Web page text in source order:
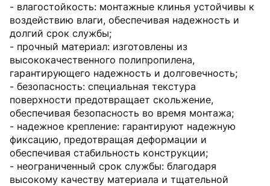
- влагостойкость: монтажные клинья устойчивы к
воздействию влаги, обеспечивая надежность и
долгий срок службы;
- прочный материал: изготовлены из
высококачественного полипропилена,
гарантирующего надежность и долговечность;
- безопасность: специальная текстура
поверхности предотвращает скольжение,
обеспечивая безопасность во время монтажа;
- надежное крепление: гарантируют надежную
фиксацию, предотвращая деформации и
обеспечивая стабильность конструкции;
- неограниченный срок службы: благодаря
высокому качеству материала и тщательной